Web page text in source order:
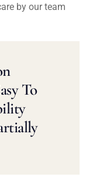
by our team
To